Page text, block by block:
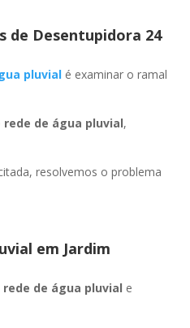
de Desentupidora 24
pluvialé examinar o ramal
de água pluvial,
resolvemos o problema
em Jardim
de água pluvial e